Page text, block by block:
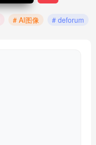
# AI图像 # deforum